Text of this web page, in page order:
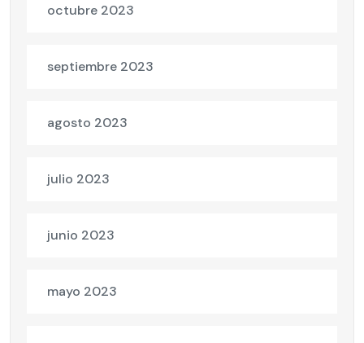
octubre 2023
septiembre 2023
agosto 2023
julio 2023
junio 2023
mayo 2023